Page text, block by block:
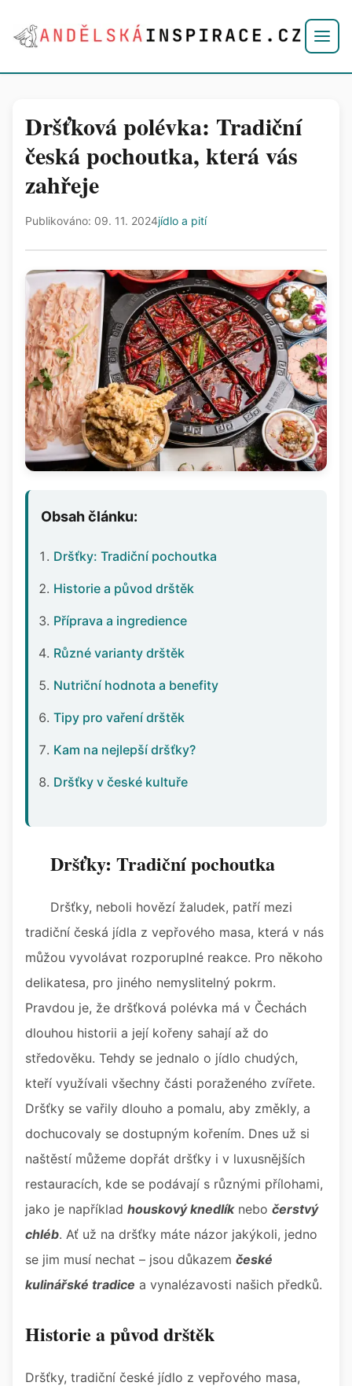
Dršťková polévka: Tradiční
česká pochoutka, která vás
zahřeje
Publikováno: 09. 11. 2024jídlo a pití
Obsah článku:
Dršťky: Tradiční pochoutka
Historie a původ drštěk
Příprava a ingredience
Různé varianty drštěk
Nutriční hodnota a benefity
Tipy pro vaření drštěk
Kam na nejlepší dršťky?
Dršťky v české kultuře
Dršťky: Tradiční pochoutka
Dršťky, neboli hovězí žaludek, patří mezi
tradiční česká jídla z vepřového masa, která v nás
můžou vyvolávat rozporuplné reakce. Pro někoho
delikatesa, pro jiného nemyslitelný pokrm.
Pravdou je, že dršťková polévka má v Čechách
dlouhou historii a její kořeny sahají až do
středověku. Tehdy se jednalo o jídlo chudých,
kteří využívali všechny části poraženého zvířete.
Dršťky se vařily dlouho a pomalu, aby změkly, a
dochucovaly se dostupným kořením. Dnes už si
naštěstí můžeme dopřát dršťky i v luxusnějších
restauracích, kde se podávají s různými přílohami,
jako je například houskový knedlíknebo čerstvý
chléb. Ať už na dršťky máte názor jakýkoli, jedno
se jim musí nechat – jsou důkazem české
kulinářské tradice a vynalézavosti našich předků.
Historie a původ drštěk
Dršťky, tradiční české jídlo z vepřového masa,